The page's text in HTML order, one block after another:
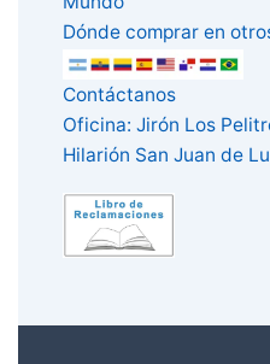
Dónde comprar en
Contáctanos
Oficina: Jirón Los
Hilarión San Juan de